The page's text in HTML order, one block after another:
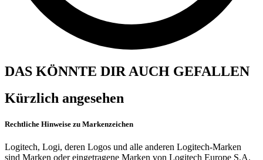
DAS KÖNNTE DIR AUCH GEFALLEN
Kürzlich angesehen
Rechtliche Hinweise zu Markenzeichen
Logitech, Logi, deren Logos und alle anderen Logitech-Marken
sind Marken oder eingetragene Marken von Logitech Europe S.A.